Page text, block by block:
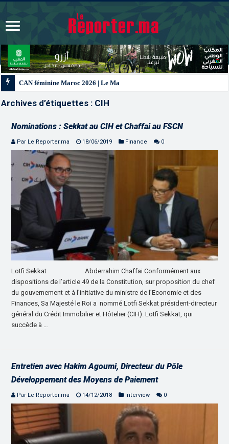
CAN féminine Maroc 2026 | Le Maroc se qualifie pour les quarts après un
Archives d’étiquettes : CIH
Nominations : Sekkat au CIH et Chaffai au FSCN
Par Le Reporter.ma 18/06/2019 Finance 0
Lotfi Sekkat Abderrahim Chaffai Conformément aux
dispositions de l’article 49 de la Constitution, sur proposition du chef
du gouvernement et à l’initiative du ministre de l’Economie et des
Finances, Sa Majesté le Roi a nommé Lotfi Sekkat président-directeur
général du Crédit Immobilier et Hôtelier (CIH). Lotfi Sekkat, qui
succède à …
Entretien avec Hakim Agoumi, Directeur du Pôle
Développement des Moyens de Paiement
Par Le Reporter.ma 14/12/2018 Interview 0